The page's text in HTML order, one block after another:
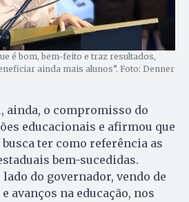
é bom, bem-feito e traz resultados,
ainda mais alunos”. Foto: Denner
ainda, o compromisso do
educacionais e afirmou que
ter como referência as
bem-sucedidas.
lado do governador, vendo de
avanços na educação, nos